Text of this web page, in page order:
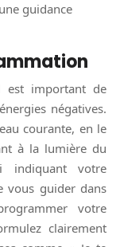
guidance
est important de
négatives.
courante, en le
à la lumière du
indiquant votre
vous guider dans
votre
clairement